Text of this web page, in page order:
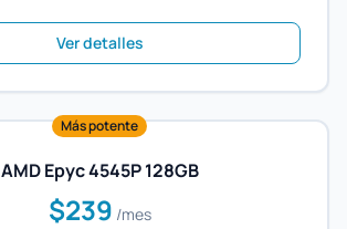
Ver detalles
Más potente
AMD Epyc 4545P 128GB
$239 /mes